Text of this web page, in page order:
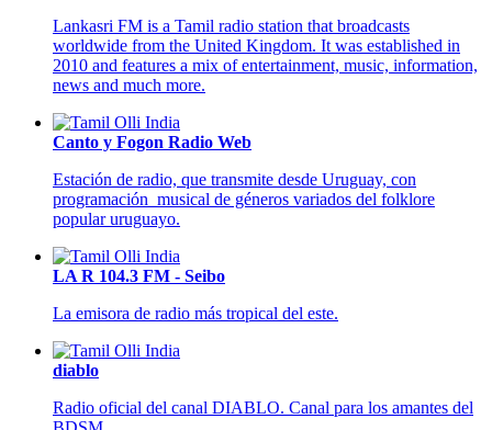
Lankasri FM is a Tamil radio station that broadcasts
worldwide from the United Kingdom. It was established in
2010 and features a mix of entertainment, music, information,
news and much more.
Canto y Fogon Radio Web
Estación de radio, que transmite desde Uruguay, con
programación musical de géneros variados del folklore
popular uruguayo.
LA R 104.3 FM - Seibo
La emisora de radio más tropical del este.
diablo
Radio oficial del canal DIABLO. Canal para los amantes del